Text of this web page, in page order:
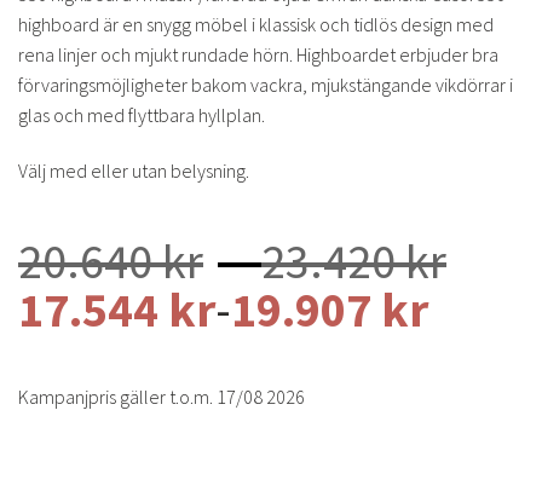
highboard är en snygg möbel i klassisk och tidlös design med
rena linjer och mjukt rundade hörn. Highboardet erbjuder bra
förvaringsmöjligheter bakom vackra, mjukstängande vikdörrar i
glas och med flyttbara hyllplan.
Välj med eller utan belysning.
20.640kr –23.420kr
17.544 kr-19.907 kr
Kampanjpris gäller t.o.m. 17/08 2026